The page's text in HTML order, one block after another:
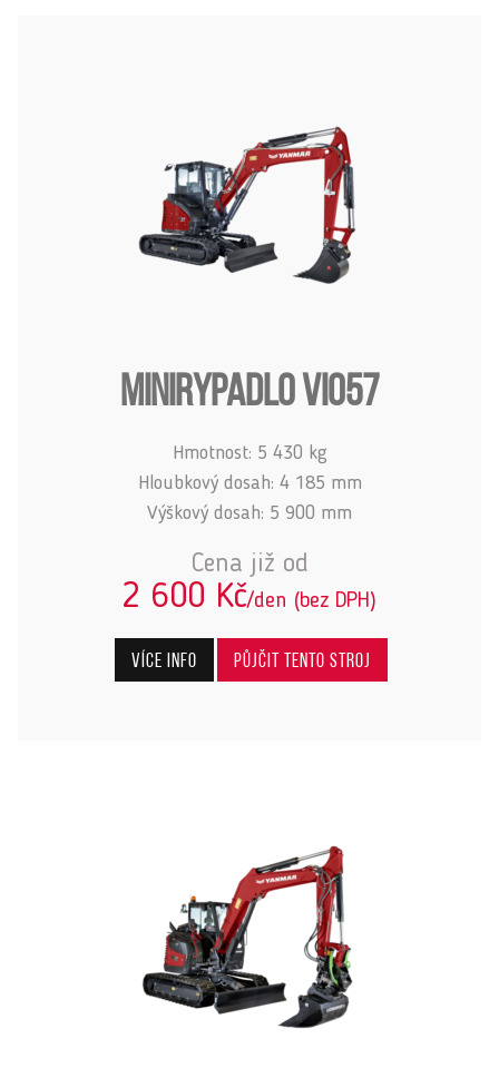
MINIRYPADLO VIO57
Hmotnost: 5 430 kg
Hloubkový dosah: 4 185 mm
Výškový dosah: 5 900 mm
Cena již od
2 600 Kč/den (bez DPH)
Více info Půjčit tento stroj